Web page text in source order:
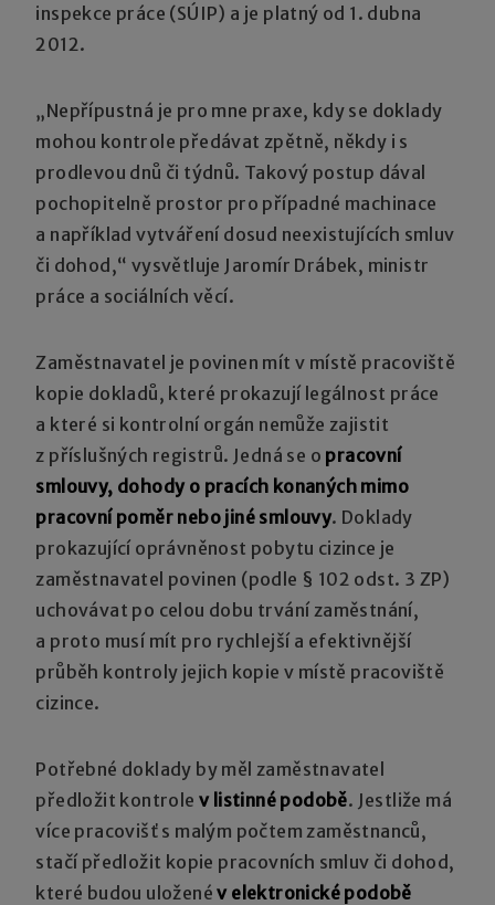
inspekce práce (SÚIP) a je platný od 1. dubna
2012.
„Nepřípustná je pro mne praxe, kdy se doklady
mohou kontrole předávat zpětně, někdy i s
prodlevou dnů či týdnů. Takový postup dával
pochopitelně prostor pro případné machinace
a například vytváření dosud neexistujících smluv
či dohod,“ vysvětluje Jaromír Drábek, ministr
práce a sociálních věcí.
Zaměstnavatel je povinen mít v místě pracoviště
kopie dokladů, které prokazují legálnost práce
a které si kontrolní orgán nemůže zajistit
z příslušných registrů. Jedná se o pracovní
smlouvy, dohody o pracích konaných mimo
pracovní poměr nebo jiné smlouvy. Doklady
prokazující oprávněnost pobytu cizince je
zaměstnavatel povinen (podle § 102 odst. 3 ZP)
uchovávat po celou dobu trvání zaměstnání,
a proto musí mít pro rychlejší a efektivnější
průběh kontroly jejich kopie v místě pracoviště
cizince.
Potřebné doklady by měl zaměstnavatel
předložit kontrolev listinné podobě. Jestliže má
více pracovišť s malým počtem zaměstnanců,
stačí předložit kopie pracovních smluv či dohod,
které budou uloženév elektronické podobě